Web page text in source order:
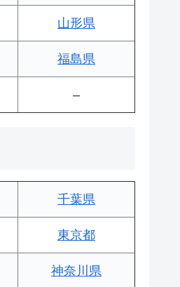
山形県
福島県
–
千葉県
東京都
神奈川県